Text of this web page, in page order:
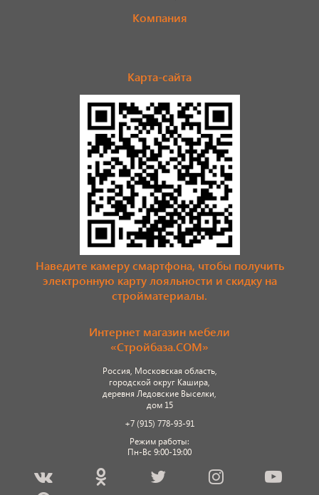
Компания
Карта-сайта
Наведите камеру смартфона, чтобы получить
электронную карту лояльности и скидку на
стройматериалы.
Интернет магазин мебели
«Стройбаза.COM»
Россия, Московская область,
городской округ Кашира,
деревня Ледовские Выселки,
дом 15
+7 (915) 778-93-91
Режим работы:
Пн-Вс 9:00-19:00